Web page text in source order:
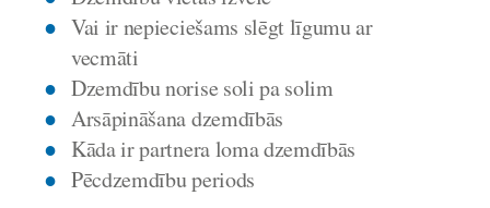
Vai ir nepieciešams slēgt līgumu ar
vecmāti
Dzemdību norise soli pa solim
Arsāpināšana dzemdībās
Kāda ir partnera loma dzemdībās
Pēcdzemdību periods